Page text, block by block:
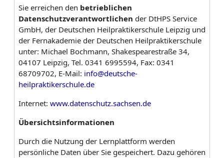
Sie erreichen den betrieblichen
Datenschutzverantwortlichen der DtHPS Service
GmbH, der Deutschen Heilpraktikerschule Leipzig und
der Fernakademie der Deutschen Heilpraktikerschule
unter: Michael Bochmann, Shakespearestraße 34,
04107 Leipzig, Tel. 0341 6995594, Fax: 0341
68709702, E-Mail: info@deutsche-
heilpraktikerschule.de
Internet: www.datenschutz.sachsen.de
Übersichtsinformationen
Durch die Nutzung der Lernplattform werden
persönliche Daten über Sie gespeichert. Dazu gehören